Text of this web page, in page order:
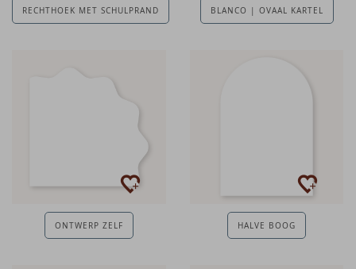
RECHTHOEK MET SCHULPRAND BLANCO | OVAAL KARTEL
ONTWERP ZELF HALVE BOOG